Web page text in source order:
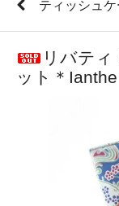
ティッシュケ
リバテ
ット＊